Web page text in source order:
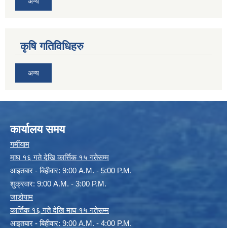
कृषि गतिविधिहरु
अन्य
कार्यालय समय
गर्मीयाम
माघ १६ गते देखि कार्त्तिक १५ गतेसम्म
आइतबार - बिहीवार: 9:00 A.M. - 5:00 P.M.
शुक्रवार: 9:00 A.M. - 3:00 P.M.
जाडोयाम
कार्त्तिक १६ गते देखि माघ १५ गतेसम्म
आइतबार - बिहीवार: 9:00 A.M. - 4:00 P.M.